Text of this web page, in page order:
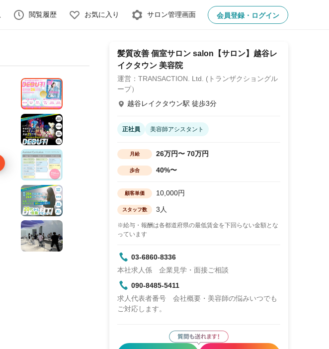
閲覧履歴 お気に入り サロン管理画面 会員登録・ログイン
髪質改善 個室サロン salon【サロン】越谷レ
イクタウン 美容院
運営：TRANSACTION. Ltd. (トランザクショングル
ープ）
越谷レイクタウン駅 徒歩3分
正社員 美容師アシスタント
月給 26万円〜 70万円
歩合 40%〜
顧客単価 10,000円
スタッフ数 3人
※給与・報酬は各都道府県の最低賃金を下回らない金額とな
っています
03-6860-8336
本社求人係 企業見学・面接ご相談
090-8485-5411
求人代表者番号 会社概要・美容師の悩みいつでも
ご対応します。